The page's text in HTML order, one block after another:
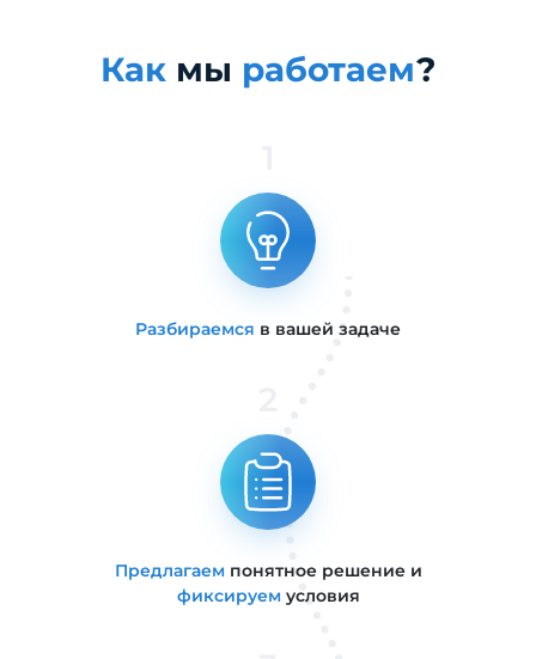
Как мы работаем?
Разбираемся в вашей задаче
Предлагаемпонятное решение и
фиксируемусловия